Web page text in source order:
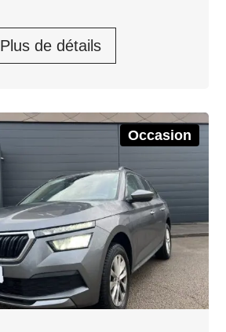
Plus de détails
Occasion